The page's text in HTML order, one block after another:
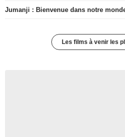
Jumanji : Bienvenue dans notre
Les films à venir les